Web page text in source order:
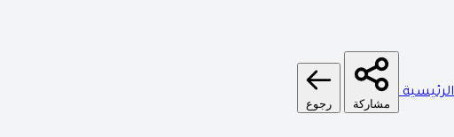
الرئيسية
مشاركة رجوع